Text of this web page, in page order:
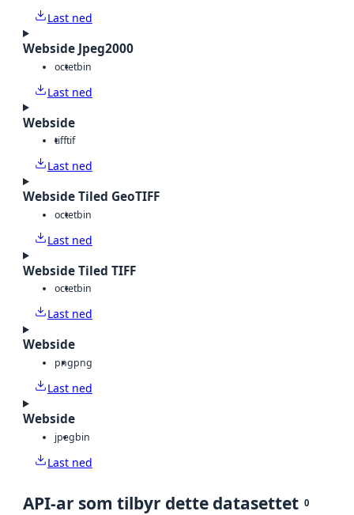
Last ned
Webside Jpeg2000
octetbin
Last ned
Webside
tifftif
Last ned
Webside Tiled GeoTIFF
octetbin
Last ned
Webside Tiled TIFF
octetbin
Last ned
Webside
pngpng
Last ned
Webside
jpegbin
Last ned
API-ar som tilbyr dette datasettet 0